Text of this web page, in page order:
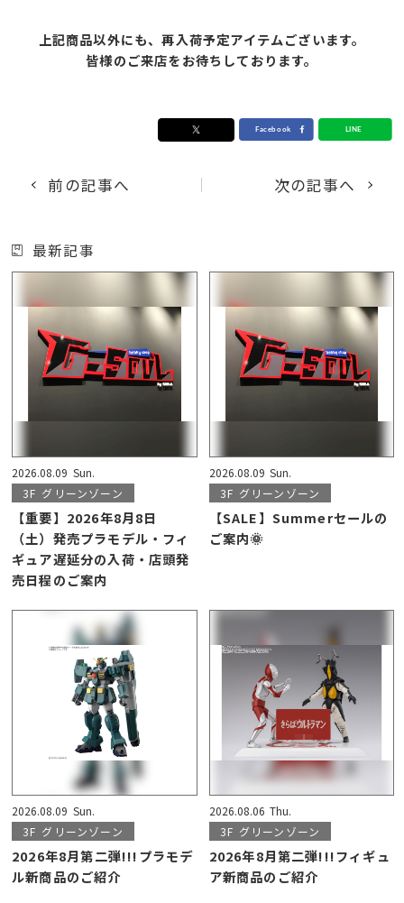
上記商品以外にも、再入荷予定アイテムございます。
皆様のご来店をお待ちしております。
前の記事へ 次の記事へ
最新記事
2026.08.09 Sun.
3F グリーンゾーン
【重要】2026年8月8日
（土）発売プラモデル・フィ
ギュア遅延分の入荷・店頭発
売日程のご案内
2026.08.09 Sun.
3F グリーンゾーン
【SALE】Summerセールの
ご案内🌞
2026.08.09 Sun.
3F グリーンゾーン
2026年8月第二弾!!!プラモデ
ル新商品のご紹介
2026.08.06 Thu.
3F グリーンゾーン
2026年8月第二弾!!!フィギュ
ア新商品のご紹介